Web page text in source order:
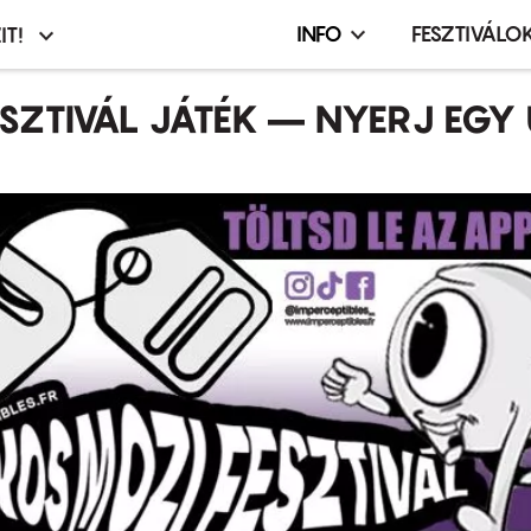
Infó,
terembérlés
INFO
JÁTÉK – NYERJ EGY